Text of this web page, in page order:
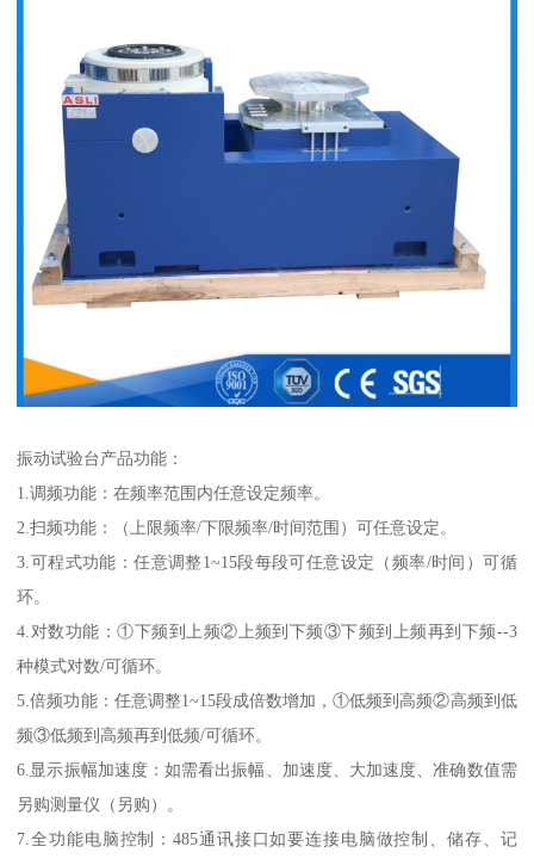
振动试验台产品功能：
1.调频功能：在频率范围内任意设定频率。
2.扫频功能：（上限频率/下限频率/时间范围）可任意设定。
3.可程式功能：任意调整1~15段每段可任意设定（频率/时间）可循
环。
4.对数功能：①下频到上频②上频到下频③下频到上频再到下频--3
种模式对数/可循环。
5.倍频功能：任意调整1~15段成倍数增加，①低频到高频②高频到低
频③低频到高频再到低频/可循环。
6.显示振幅加速度：如需看出振幅、加速度、大加速度、准确数值需
另购测量仪（另购）。
7.全功能电脑控制：485通讯接口如要连接电脑做控制、储存、记